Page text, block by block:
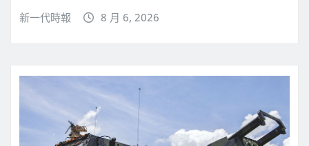
新一代時報 8 月 6, 2026